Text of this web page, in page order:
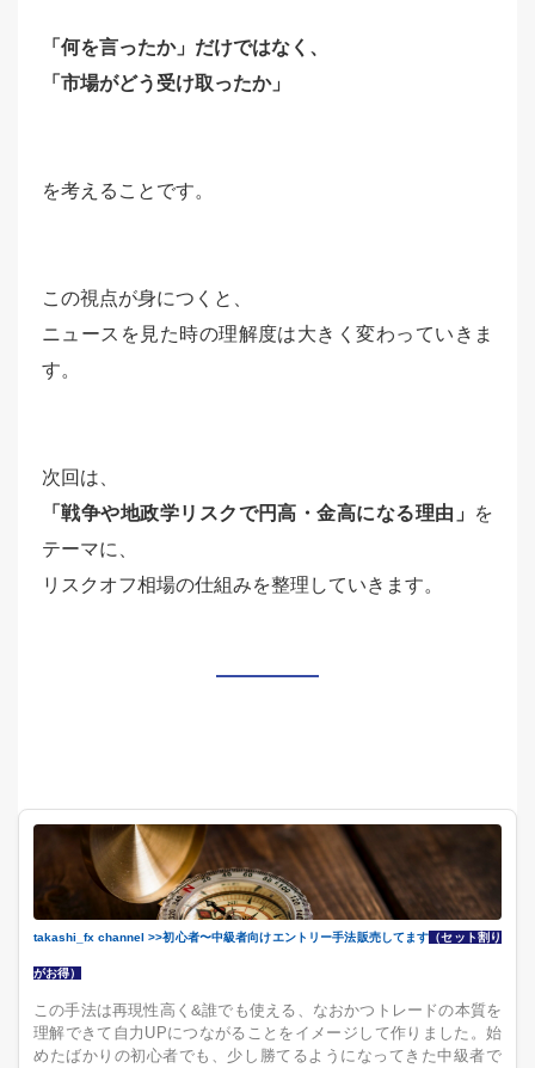
「何を言ったか」だけではなく、
「市場がどう受け取ったか」
を考えることです。
この視点が身につくと、
ニュースを見た時の理解度は大きく変わっていきま
す。
次回は、
「戦争や地政学リスクで円高・金高になる理由」
を
テーマに、
リスクオフ相場の仕組みを整理していきます。
takashi_fx channel >>初心者〜中級者向けエントリー手法販売してます （セット割り
がお得）
この手法は再現性高く&誰でも使える、なおかつトレードの本質を
理解できて自力UPにつながることをイメージして作りました。始
めたばかりの初心者でも、少し勝てるようになってきた中級者で